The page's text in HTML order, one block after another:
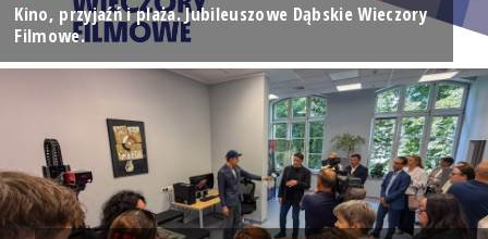
Kino, przyjaźń i plaża. Jubileuszowe Dąbskie Wieczory
Filmowe.